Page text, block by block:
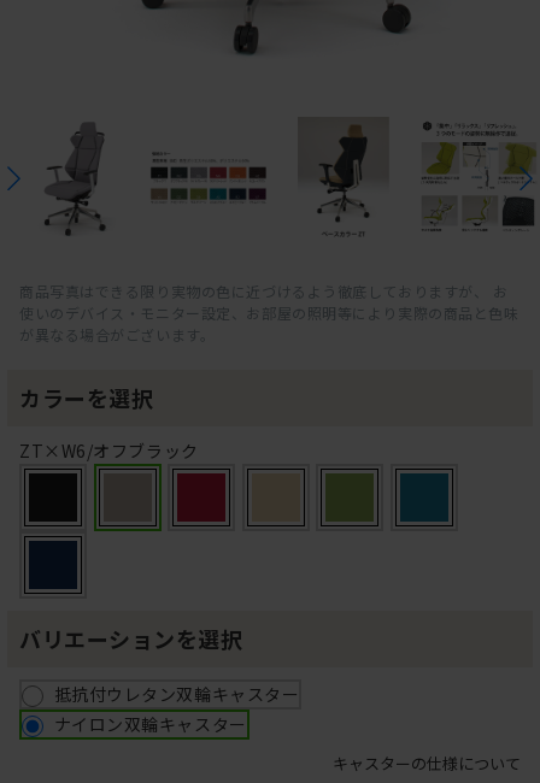
商品写真はできる限り実物の色に近づけるよう徹底しておりますが、 お
使いのデバイス・モニター設定、お部屋の照明等により実際の商品と色味
が異なる場合がございます。
カラーを選択
ZT×W6/オフブラック
バリエーションを選択
抵抗付ウレタン双輪キャスター
ナイロン双輪キャスター
キャスターの仕様について